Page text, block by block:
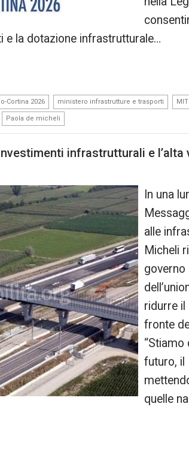
e la dotazione infrastrutturale…
Cortina 2026 ministero infrastrutture e trasporti MIT
Paola de micheli
infrastrutturali e l’alta
In una
alle
Micheli
governo
ridurre il
fronte
“Stiamo
futuro, il
quelle